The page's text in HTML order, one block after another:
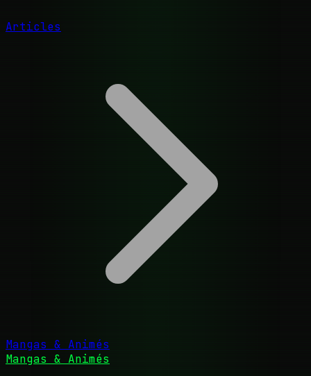
Articles
Mangas & Animés
Mangas & Animés